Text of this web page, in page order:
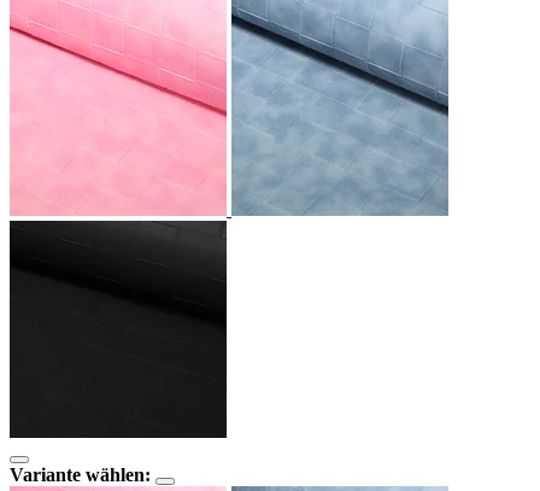
Variante wählen: